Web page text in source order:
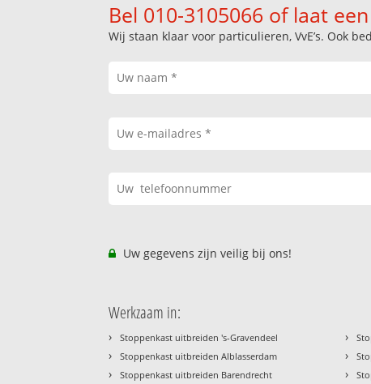
Bel 010-3105066 of laat
Wij staan klaar voor particulieren, VvE’s. Ook
Uw gegevens zijn veilig bij ons!
Werkzaam in:
› Stoppenkast uitbreiden 's-Gravendeel
› Stoppenkast uitbreiden Alblasserdam
› Stoppenkast uitbreiden Barendrecht
›
›
›